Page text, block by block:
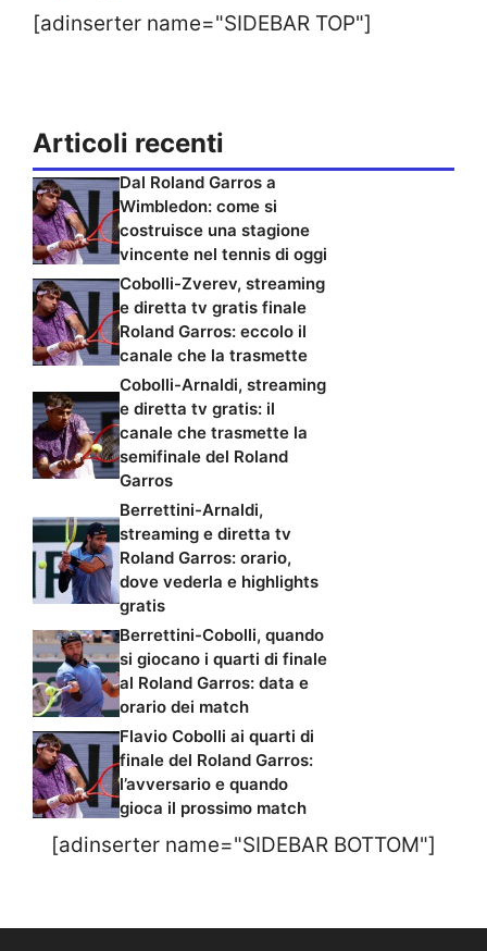
[adinserter name="SIDEBAR TOP"]
Articoli recenti
Dal Roland Garros a
Wimbledon: come si
costruisce una stagione
vincente nel tennis di oggi
Cobolli-Zverev, streaming
e diretta tv gratis finale
Roland Garros: eccolo il
canale che la trasmette
Cobolli-Arnaldi, streaming
e diretta tv gratis: il
canale che trasmette la
semifinale del Roland
Garros
Berrettini-Arnaldi,
streaming e diretta tv
Roland Garros: orario,
dove vederla e highlights
gratis
Berrettini-Cobolli, quando
si giocano i quarti di finale
al Roland Garros: data e
orario dei match
Flavio Cobolli ai quarti di
finale del Roland Garros:
l’avversario e quando
gioca il prossimo match
[adinserter name="SIDEBAR BOTTOM"]